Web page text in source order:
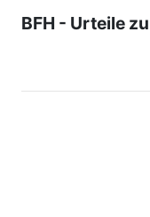
BFH - Urteile